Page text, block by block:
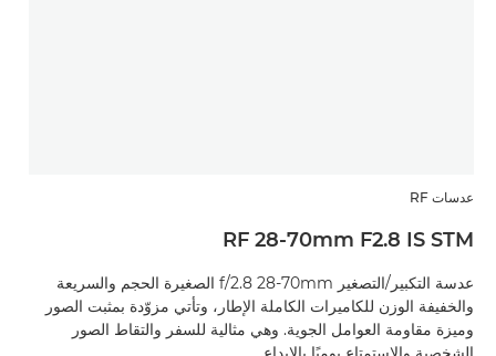
عدسات RF
RF 28-70mm F2.8 IS STM
عدسة التكبير/التصغير f/2.8 28-70mm الصغيرة الحجم والسريعة
والخفيفة الوزن للكاميرات الكاملة الإطار، وتأتي مزوّدة بمثبت الصور
وميزة مقاومة العوامل الجوية. وهي مثالية للسفر والتقاط الصور